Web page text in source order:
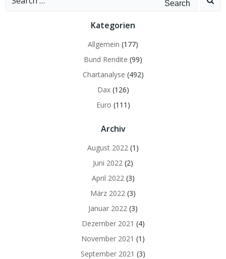
Kategorien
Allgemein (177)
Bund Rendite (99)
Chartanalyse (492)
Dax(126)
Euro (111)
Archiv
August 2022 (1)
Juni 2022 (2)
April 2022(3)
März 2022 (3)
Januar 2022 (3)
Dezember 2021 (4)
November 2021 (1)
September 2021 (3)